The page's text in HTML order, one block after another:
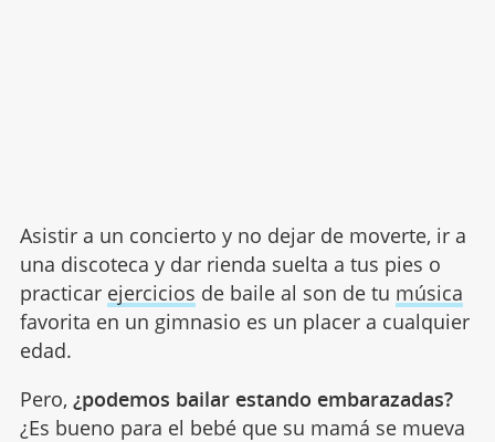
Asistir a un concierto y no dejar de moverte, ir a
una discoteca y dar rienda suelta a tus pies o
practicar ejercicios de baile al son de tu música
favorita en un gimnasio es un placer a cualquier
edad.
Pero, ¿podemos bailar estando embarazadas?
¿Es bueno para el bebé que su mamá se mueva